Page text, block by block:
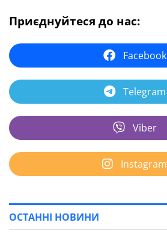
Приєднуйтеся до нас:
Facebook
Telegram
Viber
Instagram
ОСТАННІ НОВИНИ